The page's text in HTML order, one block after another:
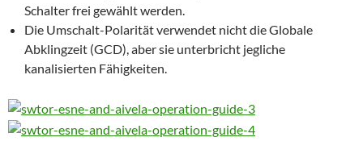
Schalter frei gewählt werden.
Die Umschalt-Polarität verwendet nicht die Globale
Abklingzeit (GCD), aber sie unterbricht jegliche
kanalisierten Fähigkeiten.